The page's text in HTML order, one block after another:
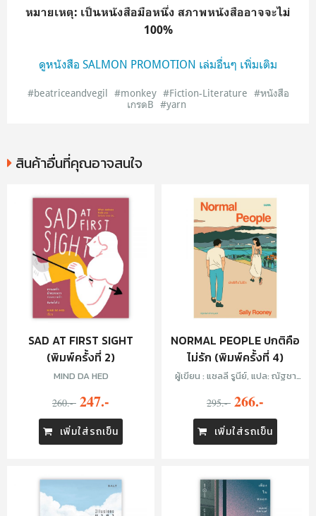
หมายเหตุ: เป็นหนังสือมือหนึ่ง สภาพหนังสืออาจจะไม่
100%
ดูหนังสือ SALMON PROMOTION เล่มอื่นๆ เพิ่มเติม
#beatriceandvegil #monkey #Fiction-Literature #หนังสือ
เกรดB #yarn
สินค้าอื่นที่คุณอาจสนใจ
SAD AT FIRST SIGHT
(พิมพ์ครั้งที่ 2)
MIND DA HED
260.- 247.-
เพิ่มใส่รถเข็น
NORMAL PEOPLE ปกติคือ
ไม่รัก (พิมพ์ครั้งที่ 4)
ผู้เขียน : แซลลี รูนีย์, แปล: ณัฐชา
295.- 266.-
เพิ่มใส่รถเข็น